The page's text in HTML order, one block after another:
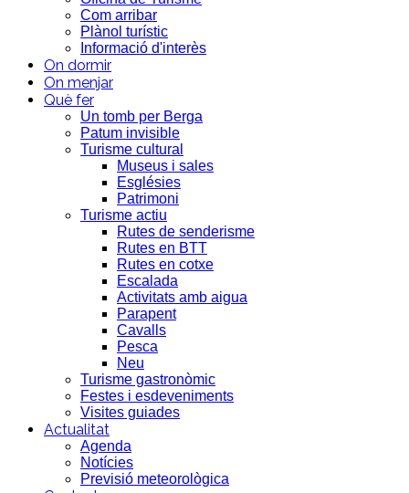
Com arribar
Plànol turístic
Informació d'interès
On dormir
On menjar
Què fer
Un tomb per Berga
Patum invisible
Turisme cultural
Museus i sales
Esglésies
Patrimoni
Turisme actiu
Rutes de senderisme
Rutes en BTT
Rutes en cotxe
Escalada
Activitats amb aigua
Parapent
Cavalls
Pesca
Neu
Turisme gastronòmic
Festes i esdeveniments
Visites guiades
Actualitat
Agenda
Notícies
Previsió meteorològica